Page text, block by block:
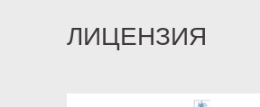
ЛИЦЕНЗИЯ